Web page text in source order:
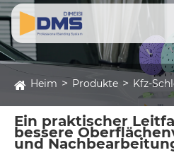
Heim Produkte Kfz-
Ein praktischer
bessere
und